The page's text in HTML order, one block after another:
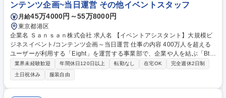
ンテンツ企画~当日運営 その他イベントスタッフ
月給45万4000円～55万8000円
東京都港区
企業名 Ｓａｎｓａｎ株式会社 求人名 【イベントアシスタント】大規模ビ
ジネスイベント/コンテンツ企画～当日運営 仕事の内容 400万人を超える
ユーザーが利用する「Eight」を運営する事業部で、企業や人を結ぶ「Bto
B領域のイベント事業」を担当します。各種大型イベントや、今後立ち上
がる新規イベントにおいて、以下の業務を推進します。 ■コンテンツ企画
の立案：イベントコンセプトに基づいたテーマ設計、セッション構成の企
画■登壇者のリサーチ・選定：テーマに合致する国内外の企業CXO、起業
業界未経験歓迎 年間休日120日以上 転勤なし 在宅OK
完全週休2日制
土日祝休み
服装自由